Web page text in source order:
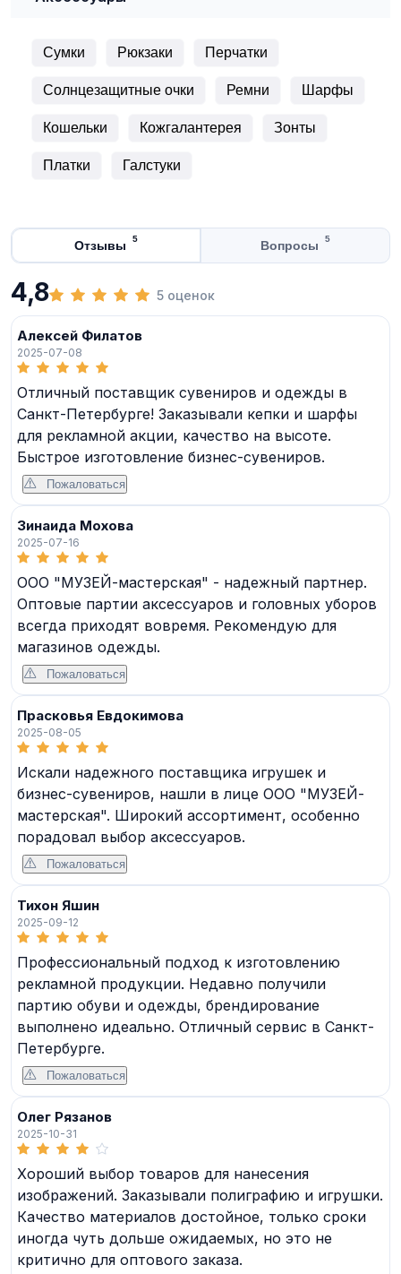
Сумки Рюкзаки Перчатки
Солнцезащитные очки Ремни Шарфы
Кошельки Кожгалантерея Зонты
Платки Галстуки
Отзывы 5 Вопросы 5
4,8 5 оценок
Алексей Филатов
2025-07-08
Отличный поставщик сувениров и одежды в
Санкт-Петербурге! Заказывали кепки и шарфы
для рекламной акции, качество на высоте.
Быстрое изготовление бизнес-сувениров.
Пожаловаться
Зинаида Мохова
2025-07-16
ООО "МУЗЕЙ-мастерская" - надежный партнер.
Оптовые партии аксессуаров и головных уборов
всегда приходят вовремя. Рекомендую для
магазинов одежды.
Пожаловаться
Прасковья Евдокимова
2025-08-05
Искали надежного поставщика игрушек и
бизнес-сувениров, нашли в лице ООО "МУЗЕЙ-
мастерская". Широкий ассортимент, особенно
порадовал выбор аксессуаров.
Пожаловаться
Тихон Яшин
2025-09-12
Профессиональный подход к изготовлению
рекламной продукции. Недавно получили
партию обуви и одежды, брендирование
выполнено идеально. Отличный сервис в Санкт-
Петербурге.
Пожаловаться
Олег Рязанов
2025-10-31
Хороший выбор товаров для нанесения
изображений. Заказывали полиграфию и игрушки.
Качество материалов достойное, только сроки
иногда чуть дольше ожидаемых, но это не
критично для оптового заказа.